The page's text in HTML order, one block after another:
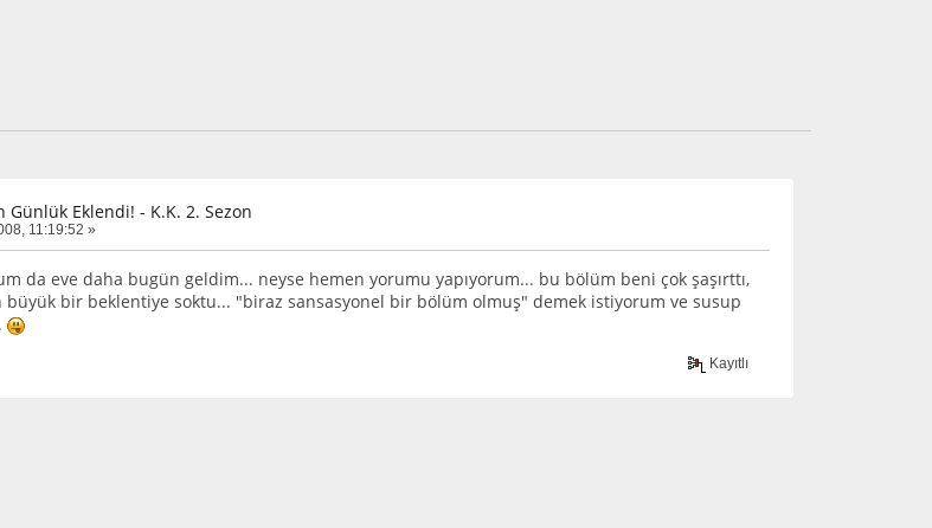
Günlük Eklendi! - K.K. 2. Sezon
11:19:52 »
da eve daha bugün geldim... neyse hemen yorumu yapıyorum... bu bölüm beni çok şaşırttı,
bir beklentiye soktu... "biraz sansasyonel bir bölüm olmuş" demek istiyorum ve susup
Kayıtlı